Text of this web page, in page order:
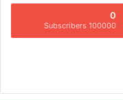
0
100000 Subscribers